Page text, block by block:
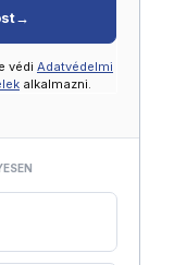
→
védi Adatvédelmi
alkalmazni.